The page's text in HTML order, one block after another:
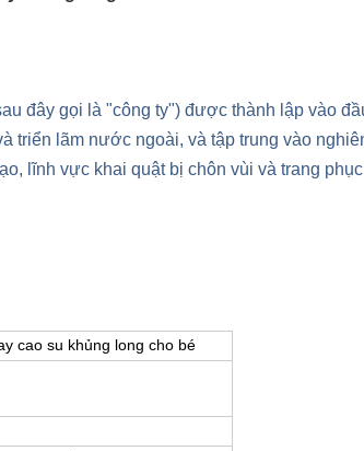
đây gọi là "công ty") được thành lập vào
triển lãm nước ngoài, và tập trung vào
lĩnh vực khai quật bị chôn vùi và trang
cao su khủng long cho bé